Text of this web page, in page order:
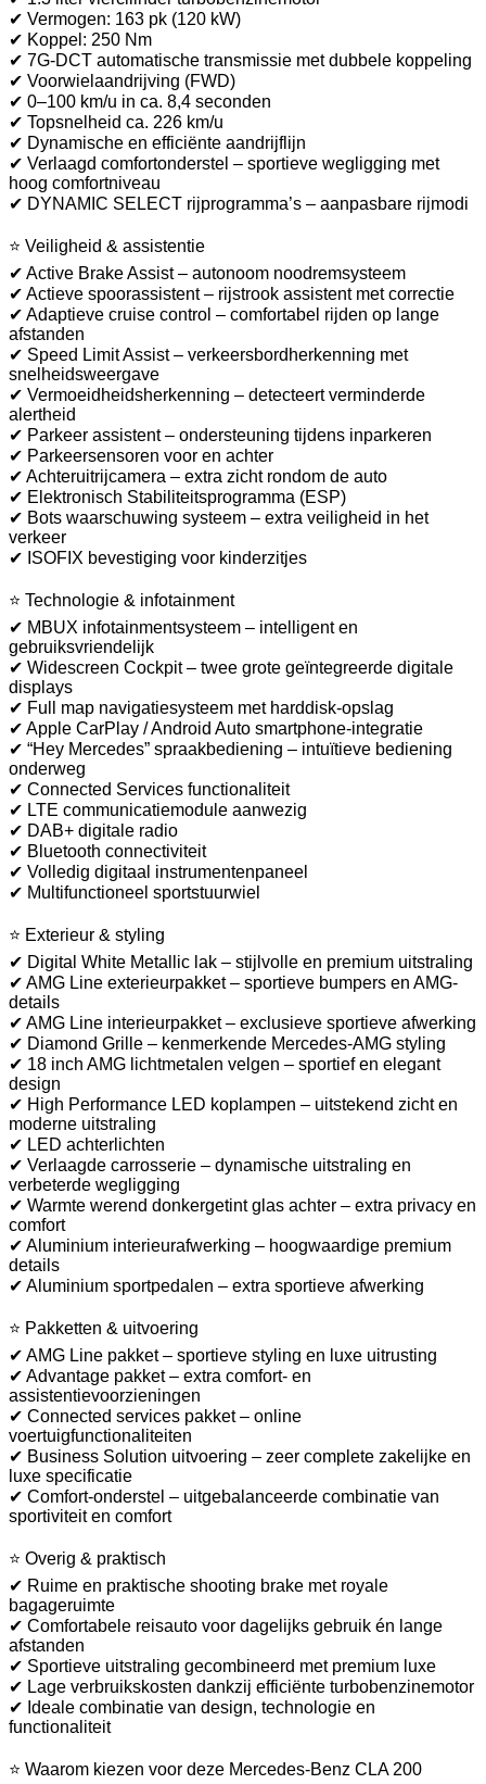
✔ Vermogen: 163 pk (120 kW)
✔ Koppel: 250 Nm
✔ 7G-DCT automatische transmissie met dubbele koppeling
✔ Voorwielaandrijving (FWD)
✔ 0–100 km/u in ca. 8,4 seconden
✔ Topsnelheid ca. 226 km/u
✔ Dynamische en efficiënte aandrijflijn
✔ Verlaagd comfortonderstel – sportieve wegligging met
hoog comfortniveau
✔ DYNAMIC SELECT rijprogramma’s – aanpasbare rijmodi
⭐ Veiligheid & assistentie
✔ Active Brake Assist – autonoom noodremsysteem
✔ Actieve spoorassistent – rijstrook assistent met correctie
✔ Adaptieve cruise control – comfortabel rijden op lange
afstanden
✔ Speed Limit Assist – verkeersbordherkenning met
snelheidsweergave
✔ Vermoeidheidsherkenning – detecteert verminderde
alertheid
✔ Parkeer assistent – ondersteuning tijdens inparkeren
✔ Parkeersensoren voor en achter
✔ Achteruitrijcamera – extra zicht rondom de auto
✔ Elektronisch Stabiliteitsprogramma (ESP)
✔ Bots waarschuwing systeem – extra veiligheid in het
verkeer
✔ ISOFIX bevestiging voor kinderzitjes
⭐ Technologie & infotainment
✔ MBUX infotainmentsysteem – intelligent en
gebruiksvriendelijk
✔ Widescreen Cockpit – twee grote geïntegreerde digitale
displays
✔ Full map navigatiesysteem met harddisk-opslag
✔ Apple CarPlay / Android Auto smartphone-integratie
✔ “Hey Mercedes” spraakbediening – intuïtieve bediening
onderweg
✔ Connected Services functionaliteit
✔ LTE communicatiemodule aanwezig
✔ DAB+ digitale radio
✔ Bluetooth connectiviteit
✔ Volledig digitaal instrumentenpaneel
✔ Multifunctioneel sportstuurwiel
⭐ Exterieur & styling
✔ Digital White Metallic lak – stijlvolle en premium uitstraling
✔ AMG Line exterieurpakket – sportieve bumpers en AMG-
details
✔ AMG Line interieurpakket – exclusieve sportieve afwerking
✔ Diamond Grille – kenmerkende Mercedes-AMG styling
✔ 18 inch AMG lichtmetalen velgen – sportief en elegant
design
✔ High Performance LED koplampen – uitstekend zicht en
moderne uitstraling
✔ LED achterlichten
✔ Verlaagde carrosserie – dynamische uitstraling en
verbeterde wegligging
✔ Warmte werend donkergetint glas achter – extra privacy en
comfort
✔ Aluminium interieurafwerking – hoogwaardige premium
details
✔ Aluminium sportpedalen – extra sportieve afwerking
⭐ Pakketten & uitvoering
✔ AMG Line pakket – sportieve styling en luxe uitrusting
✔ Advantage pakket – extra comfort- en
assistentievoorzieningen
✔ Connected services pakket – online
voertuigfunctionaliteiten
✔ Business Solution uitvoering – zeer complete zakelijke en
luxe specificatie
✔ Comfort-onderstel – uitgebalanceerde combinatie van
sportiviteit en comfort
⭐ Overig & praktisch
✔ Ruime en praktische shooting brake met royale
bagageruimte
✔ Comfortabele reisauto voor dagelijks gebruik én lange
afstanden
✔ Sportieve uitstraling gecombineerd met premium luxe
✔ Lage verbruikskosten dankzij efficiënte turbobenzinemotor
✔ Ideale combinatie van design, technologie en
functionaliteit
⭐ Waarom kiezen voor deze Mercedes-Benz CLA 200